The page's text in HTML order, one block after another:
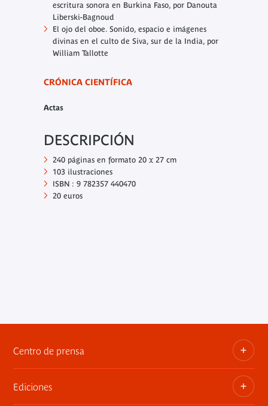
escritura sonora en Burkina Faso, por Danouta
Liberski-Bagnoud
El ojo del oboe. Sonido, espacio e imágenes
divinas en el culto de Siva, sur de la India, por
William Tallotte
CRÓNICA CIENTÍFICA
Actas
DESCRIPCIÓN
240 páginas en formato 20 x 27 cm
103 ilustraciones
ISBN : 9 782357 440470
20 euros
Centro de prensa
Dosieres, comunicados de prensa, anuncios de
Ediciones